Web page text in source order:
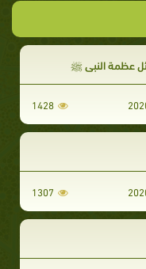
عظمة النبي ﷺ
1428
1307